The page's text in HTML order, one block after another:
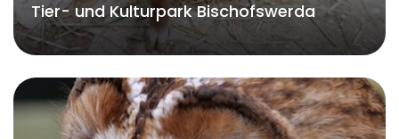
Tier- und Kulturpark Bischofswerda